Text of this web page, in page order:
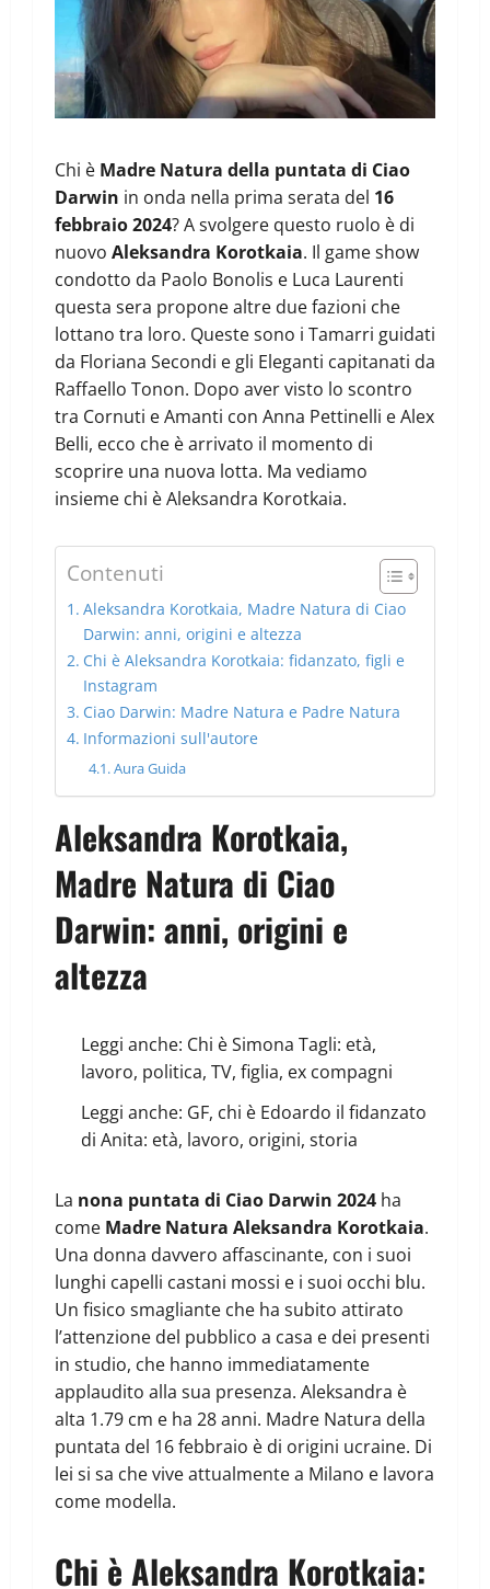
Chi è Madre Natura della puntata di Ciao
Darwin in onda nella prima serata del 16
febbraio 2024? A svolgere questo ruolo è di
nuovo Aleksandra Korotkaia. Il game show
condotto da Paolo Bonolis e Luca Laurenti
questa sera propone altre due fazioni che
lottano tra loro. Queste sono i Tamarri guidati
da Floriana Secondi e gli Eleganti capitanati da
Raffaello Tonon. Dopo aver visto lo scontro
tra Cornuti e Amanti con Anna Pettinelli e Alex
Belli, ecco che è arrivato il momento di
scoprire una nuova lotta. Ma vediamo
insieme chi è Aleksandra Korotkaia.
Contenuti
Aleksandra Korotkaia, Madre Natura di Ciao
Darwin: anni, origini e altezza
Chi è Aleksandra Korotkaia: fidanzato, figli e
Instagram
Ciao Darwin: Madre Natura e Padre Natura
Informazioni sull'autore
Aura Guida
Aleksandra Korotkaia,
Madre Natura di Ciao
Darwin: anni, origini e
altezza
Leggi anche: Chi è Simona Tagli: età,
lavoro, politica, TV, figlia, ex compagni
Leggi anche: GF, chi è Edoardo il fidanzato
di Anita: età, lavoro, origini, storia
La nona puntata di Ciao Darwin 2024 ha
come Madre Natura Aleksandra Korotkaia.
Una donna davvero affascinante, con i suoi
lunghi capelli castani mossi e i suoi occhi blu.
Un fisico smagliante che ha subito attirato
l’attenzione del pubblico a casa e dei presenti
in studio, che hanno immediatamente
applaudito alla sua presenza. Aleksandra è
alta 1.79 cm e ha 28 anni. Madre Natura della
puntata del 16 febbraio è di origini ucraine. Di
lei si sa che vive attualmente a Milano e lavora
come modella.
Chi è Aleksandra Korotkaia: